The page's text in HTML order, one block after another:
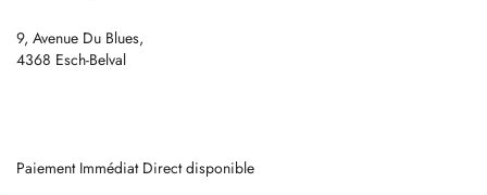
9, Avenue Du Blues,
4368 Esch-Belval
Paiement Immédiat Direct disponible